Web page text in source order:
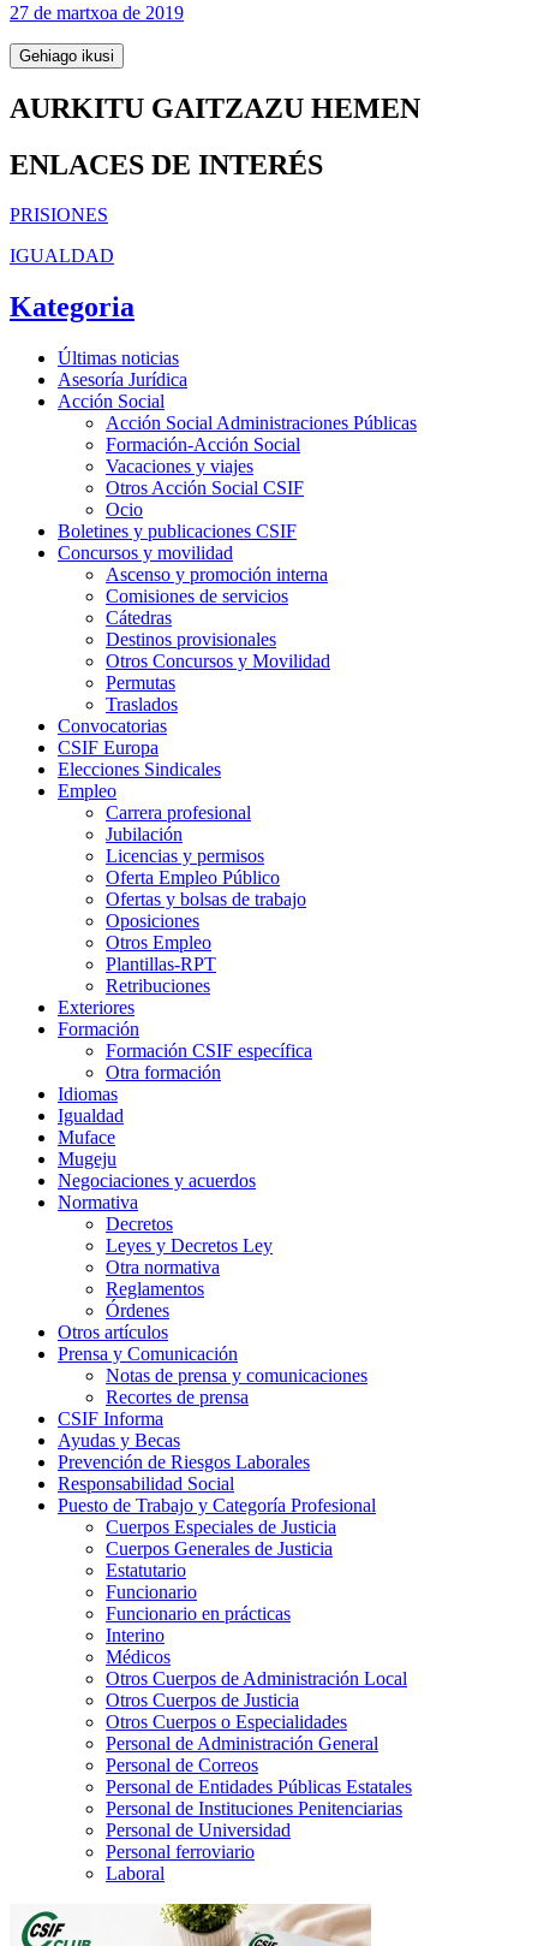
27 de martxoa de 2019
Gehiago ikusi
AURKITU GAITZAZU HEMEN
ENLACES DE INTERÉS
PRISIONES
IGUALDAD
Kategoria
Últimas noticias
Asesoría Jurídica
Acción Social
Acción Social Administraciones Públicas
Formación-Acción Social
Vacaciones y viajes
Otros Acción Social CSIF
Ocio
Boletines y publicaciones CSIF
Concursos y movilidad
Ascenso y promoción interna
Comisiones de servicios
Cátedras
Destinos provisionales
Otros Concursos y Movilidad
Permutas
Traslados
Convocatorias
CSIF Europa
Elecciones Sindicales
Empleo
Carrera profesional
Jubilación
Licencias y permisos
Oferta Empleo Público
Ofertas y bolsas de trabajo
Oposiciones
Otros Empleo
Plantillas-RPT
Retribuciones
Exteriores
Formación
Formación CSIF específica
Otra formación
Idiomas
Igualdad
Muface
Mugeju
Negociaciones y acuerdos
Normativa
Decretos
Leyes y Decretos Ley
Otra normativa
Reglamentos
Órdenes
Otros artículos
Prensa y Comunicación
Notas de prensa y comunicaciones
Recortes de prensa
CSIF Informa
Ayudas y Becas
Prevención de Riesgos Laborales
Responsabilidad Social
Puesto de Trabajo y Categoría Profesional
Cuerpos Especiales de Justicia
Cuerpos Generales de Justicia
Estatutario
Funcionario
Funcionario en prácticas
Interino
Médicos
Otros Cuerpos de Administración Local
Otros Cuerpos de Justicia
Otros Cuerpos o Especialidades
Personal de Administración General
Personal de Correos
Personal de Entidades Públicas Estatales
Personal de Instituciones Penitenciarias
Personal de Universidad
Personal ferroviario
Laboral